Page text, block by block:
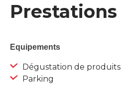
Prestations
Equipements
Dégustation de produits
Parking